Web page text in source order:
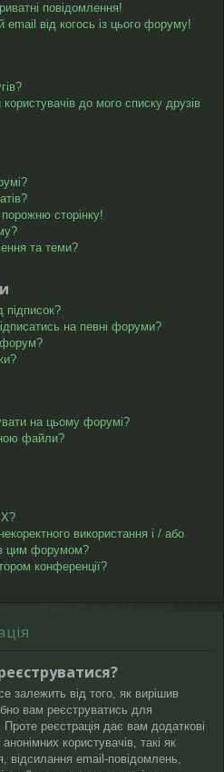
повідомлення!
від когось із цього форуму!
до мого списку друзів
сторінку!
та теми?
підписок?
на певні форуми?
форум?
на цьому форумі?
файли?
використання і / або
цим форумом?
конференції?
залежить від того, як вирішив
вам реєструватись для
реєстрація дає вам додаткові
користувачів, такі як
відсилання email-повідомлень,